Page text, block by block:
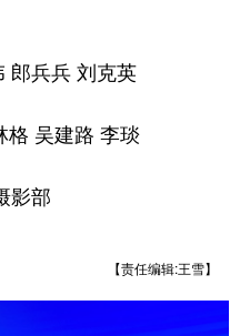
兵兵 刘克英
吴建路 李琰
影部
【责任编辑:王雪】